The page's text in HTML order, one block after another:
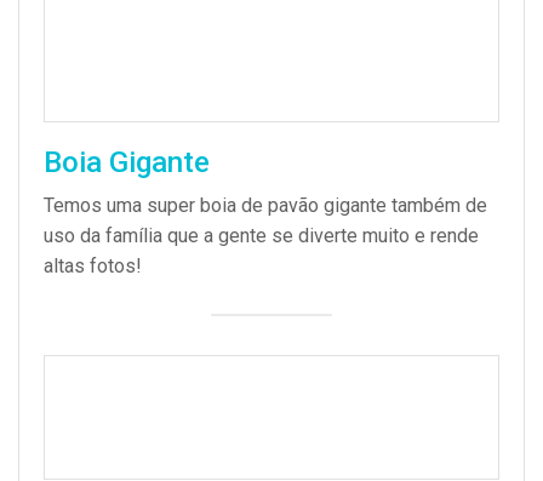
Boia Gigante
Temos uma super boia de pavão gigante também de
uso da família que a gente se diverte muito e rende
altas fotos!